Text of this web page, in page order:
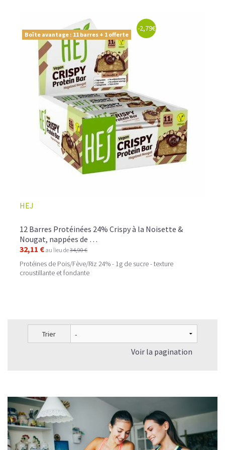
Boîte avantage : 11 barres + 1 offerte
-2,79€
HEJ
12 Barres Protéinées 24% Crispy à la Noisette &
Nougat, nappées de …
32,11 € au lieu de34,90 €
Protéines de Pois/Fève/Riz 24% - 1g de sucre - texture
croustillante et fondante
Trier
Voir la pagination